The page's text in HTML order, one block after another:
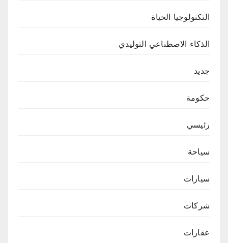
التكنولوجيا الحياة
الذكاء الاصطناعي التوليدي
جديد
حكومة
رئيسي
سياحة
سيارات
شركات
عقارات